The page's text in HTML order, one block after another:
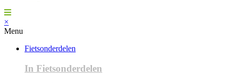
×
Menu
Fietsonderdelen
In Fietsonderdelen